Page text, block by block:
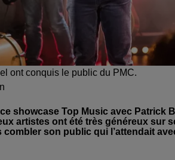
ont conquis le public du PMC.
showcase Top Music avec Patrick
artistes ont été très généreux sur
son public qui l’attendait